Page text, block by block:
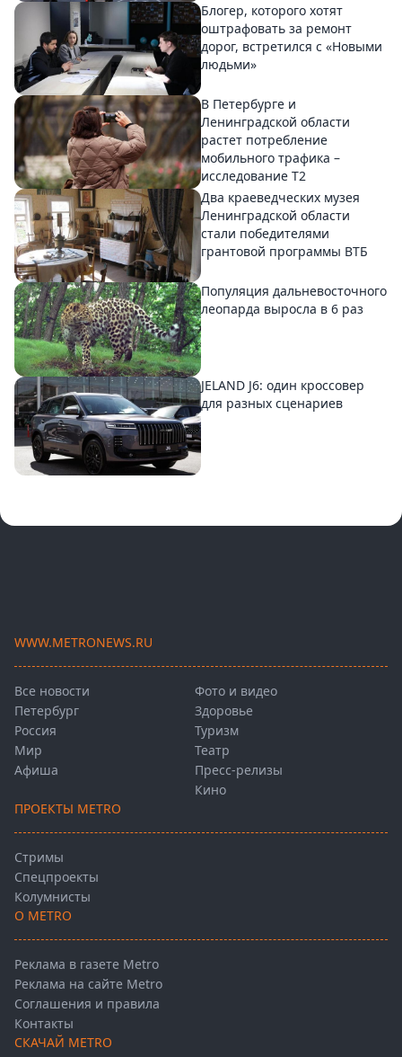
Блогер, которого хотят
оштрафовать за ремонт
дорог, встретился с «Новыми
людьми»
В Петербурге и
Ленинградской области
растет потребление
мобильного трафика –
исследование T2
Два краеведческих музея
Ленинградской области
стали победителями
грантовой программы ВТБ
Популяция дальневосточного
леопарда выросла в 6 раз
JELAND J6: один кроссовер
для разных сценариев
WWW.METRONEWS.RU
Все новости
Петербург
Россия
Мир
Афиша
Фото и видео
Здоровье
Туризм
Театр
Пресс-релизы
Кино
ПРОЕКТЫ METRO
Стримы
Спецпроекты
Колумнисты
О METRO
Реклама в газете Metro
Реклама на сайте Metro
Соглашения и правила
Контакты
СКАЧАЙ METRO